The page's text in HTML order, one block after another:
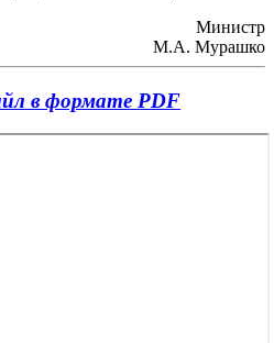
Министр
М.А. Мурашко
в формате PDF